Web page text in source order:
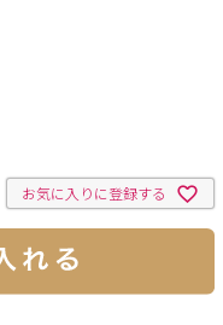
お気に入りに登録する